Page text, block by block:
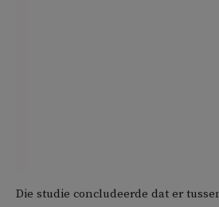
Die studie concludeerde dat er